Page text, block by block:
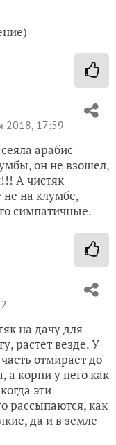
2018, 17:59
арабис
он не взошел,
А чистяк
на клумбе,
симпатичные.
на дачу для
растет везде. У
отмирает до
корни у него как
эти
рассыпаются, как
да и в земле